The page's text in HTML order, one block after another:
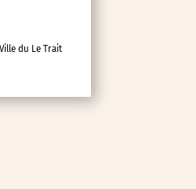
du Le Trait